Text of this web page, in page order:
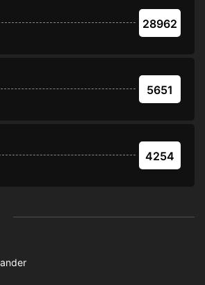
28962
5651
4254